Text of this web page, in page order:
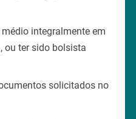
integralmente em
ou ter sido bolsista
solicitados no